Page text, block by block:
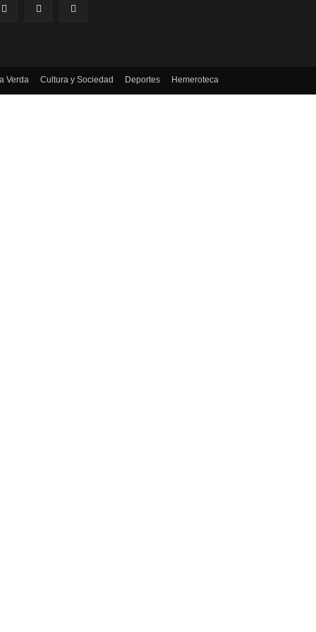
Verda Cultura y Sociedad Deportes Hemeroteca